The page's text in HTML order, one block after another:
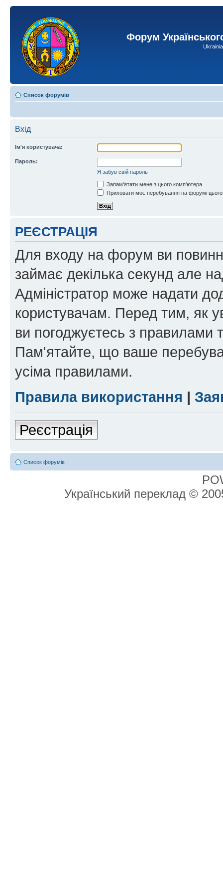
Форум
Список форумів
Вхід
Ім'я користувача:
Пароль:
Я забув свій пароль
Запам'ятати мене з цього комп'ютера
Приховати моє перебування на форумі
РЕЄСТРАЦІЯ
Для входу на форум ви
займає декілька секунд але
Адміністратор може надати
користувачам. Перед тим, як
ви погоджуєтесь з правилами
Пам'ятайте, що ваше
усіма правилами.
Правила використання |
Реєстрація
Список форумів
Український переклад ©